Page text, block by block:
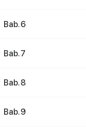
Bab. 6
Bab. 7
Bab. 8
Bab. 9